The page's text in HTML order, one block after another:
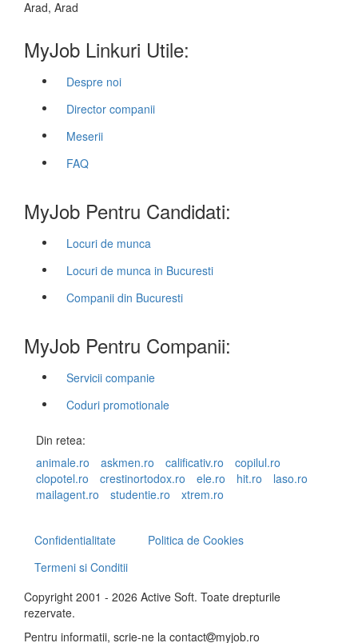
Arad, Arad
MyJob Linkuri Utile:
Despre noi
Director companii
Meserii
FAQ
MyJob Pentru Candidati:
Locuri de munca
Locuri de munca in Bucuresti
Companii din Bucuresti
MyJob Pentru Companii:
Servicii companie
Coduri promotionale
Din retea:
animale.ro
askmen.ro calificativ.ro
copilul.ro
clopotel.ro
crestinortodox.ro ele.ro hit.ro
laso.ro
mailagent.ro
studentie.ro xtrem.ro
Confidentialitate
Politica de Cookies
Termeni si Conditii
Copyright 2001 - 2026 Active Soft. Toate drepturile
rezervate.
Pentru informatii, scrie-ne la contact myjob.ro